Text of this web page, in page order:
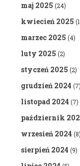
maj 2025 (24)
kwiecień 2025
marzec 2025 (4)
luty 2025 (2)
styczeń 2025 (2)
grudzień 2024 (7)
listopad 2024 (7)
październik
wrzesień 2024 (8)
sierpień 2024 (9)